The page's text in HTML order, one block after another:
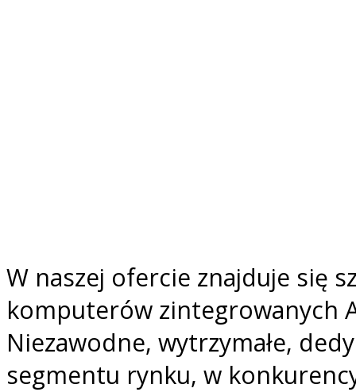
W naszej ofercie znajduje się
komputerów zintegrowanych
Niezawodne, wytrzymałe,
segmentu rynku, w